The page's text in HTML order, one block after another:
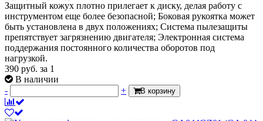
Защитный кожух плотно прилегает к диску, делая работу с
инструментом еще более безопасной; Боковая рукоятка может
быть установлена в двух положениях; Система пылезащиты
препятствует загрязнению двигателя; Электронная система
поддержания постоянного количества оборотов под
нагрузкой.
390 руб. за 1
В наличии
-
+ В корзину